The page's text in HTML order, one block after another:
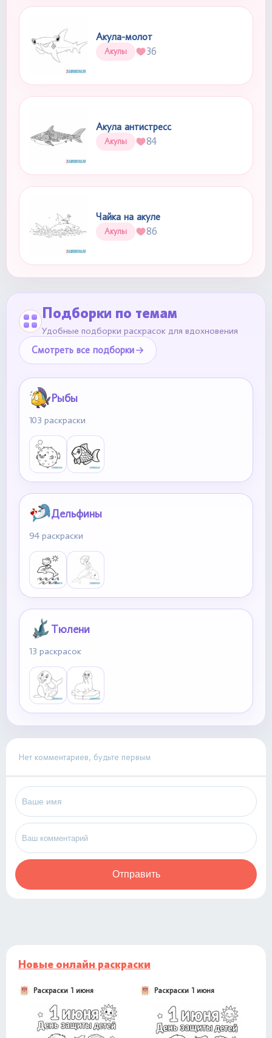
Акула-молот
Акулы 36
Акула антистресс
Акулы 84
Чайка на акуле
Акулы 86
Подборки по темам
Удобные подборки раскрасок для вдохновения
Смотреть все подборки
Рыбы
103 раскраски
Дельфины
94 раскраски
Тюлени
13 раскрасок
Нет комментариев, будьте первым
Отправить
Новые онлайн раскраски
Раскраски 1 июня Раскраски 1 июня